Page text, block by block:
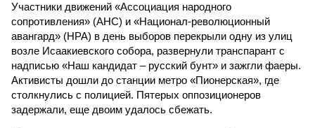
Участники движений «Ассоциация народного
сопротивления» (АНС) и «Национал-революционный
авангард» (НРА) в день выборов перекрыли одну из улиц
возле Исаакиевского собора, развернули транспарант с
надписью «Наш кандидат – русский бунт» и зажгли фаеры.
Активисты дошли до станции метро «Пионерская», где
столкнулись с полицией. Пятерых оппозиционеров
задержали, еще двоим удалось сбежать.